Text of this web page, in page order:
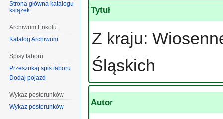
Tytuł
Z kraju:
Śląskich
Autor
Strona główna katalogu
książek
Archiwum Enkolu
Katalog Archiwum
Spisy taboru
Przeszukaj spis taboru
Dodaj pojazd
Wykaz posterunków
Wykaz posterunków